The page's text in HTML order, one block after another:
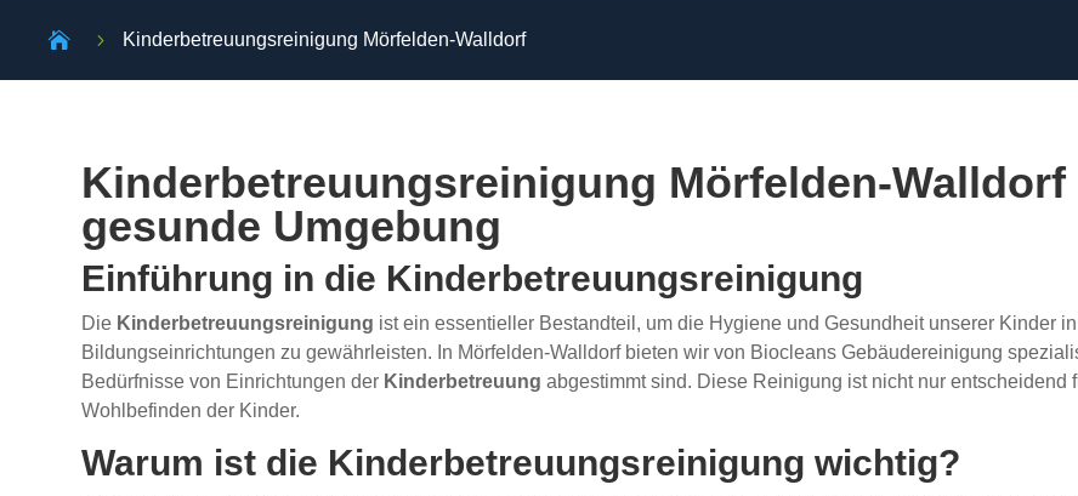
 5 Kinderbetreuungsreinigung Mörfelden-Walldorf
Kinderbetreuungsreinigung Mörfelden-
gesunde Umgebung
Einführung in die Kinderbetreuungsreinigung
Die Kinderbetreuungsreinigung ist ein essentieller Bestandteil, um die Hygiene und Gesundheit unserer Kinder
Bildungseinrichtungen zu gewährleisten. In Mörfelden-Walldorf bieten wir von Biocleans Gebäudereinigung
Bedürfnisse von Einrichtungen der Kinderbetreuung abgestimmt sind. Diese Reinigung ist nicht nur
Wohlbefinden der Kinder.
Warum ist die Kinderbetreuungsreinigung wichtig?